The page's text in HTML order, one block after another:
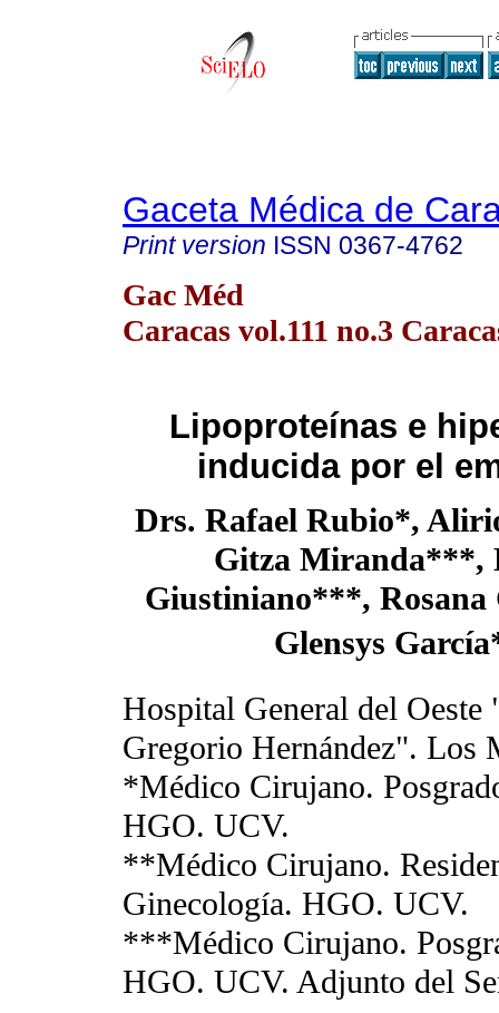
Gaceta Médica de
Print version ISSN 0367-4762
Gac Méd
Caracas vol.111 no.3
Lipoproteínas e
inducida por el
Drs. Rafael Rubio*,
Gitza Miranda***,
Giustiniano***, Rosana
Glensys
Hospital General del Oeste
Gregorio Hernández". Los
*Médico Cirujano.
HGO. UCV.
**Médico Cirujano.
Ginecología. HGO. UCV.
***Médico Cirujano.
HGO. UCV. Adjunto del